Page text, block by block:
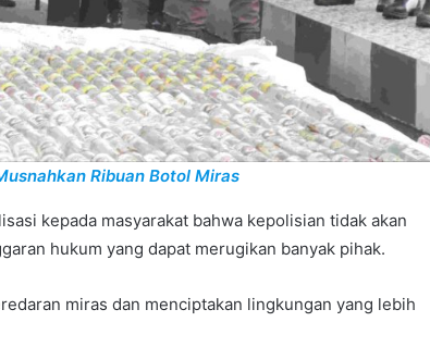
Ribuan Botol Miras
kepada masyarakat bahwa kepolisian tidak akan
hukum yang dapat merugikan banyak pihak.
miras dan menciptakan lingkungan yang lebih